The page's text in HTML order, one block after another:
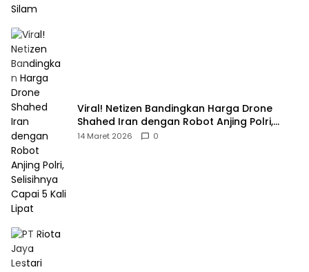
Viral! Netizen Bandingkan Harga Drone
Shahed Iran dengan Robot Anjing Polri,
Selisihnya Capai 5 Kali Lipat
14 Maret 2026 0